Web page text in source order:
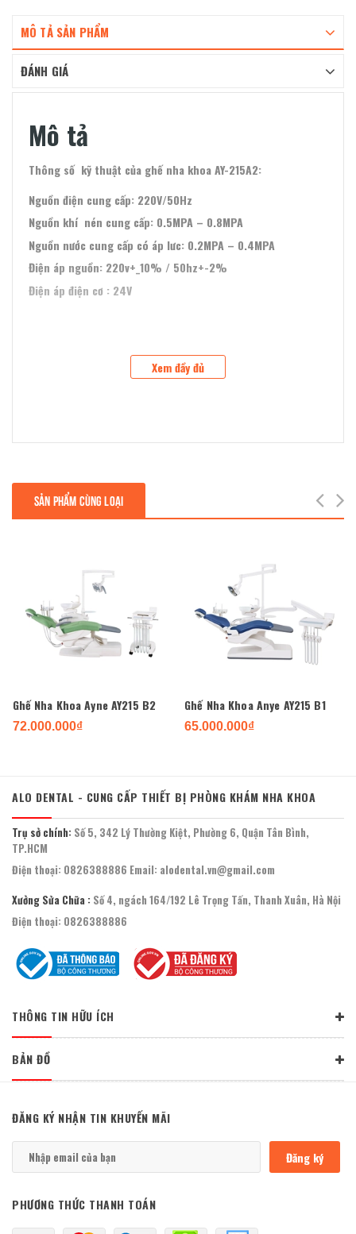
MÔ TẢ SẢN PHẨM
ĐÁNH GIÁ
Mô tả
Thông số kỹ thuật của ghế nha khoa AY-215A2:
Nguồn điện cung cấp: 220V/50Hz
Nguồn khí nén cung cấp: 0.5MPA – 0.8MPA
Nguồn nước cung cấp có áp lưc: 0.2MPA – 0.4MPA
Điện áp nguồn: 220v+_10% / 50hz+-2%
Điện áp điện cơ : 24V
Xem đầy đủ
SẢN PHẨM CÙNG LOẠI
Ghế Nha Khoa Ayne AY215 B2
72.000.000₫
Ghế Nha Khoa Anye AY215 B1
65.000.000₫
next
ALO DENTAL - CUNG CẤP THIẾT BỊ PHÒNG KHÁM NHA KHOA
Trụ sở chính: Số 5, 342 Lý Thường Kiệt, Phường 6, Quận Tân Bình,
TP.HCM
Điện thoại: 0826388886 Email: alodental.vn@gmail.com
Xưởng Sửa Chữa : Số 4, ngách 164/192 Lê Trọng Tấn, Thanh Xuân, Hà Nội
Điện thoại: 0826388886
THÔNG TIN HỮU ÍCH
BẢN ĐỒ
ĐĂNG KÝ NHẬN TIN KHUYẾN MÃI
Đăng ký
PHƯƠNG THỨC THANH TOÁN